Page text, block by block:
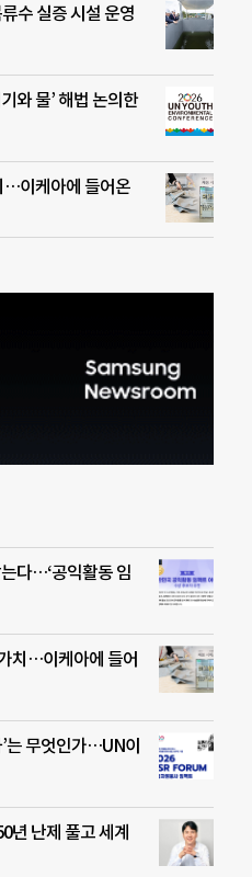
수 실증 시설 운영
와 물’ 해법 논의한
…이케아에 들어온
다…‘공익활동 임
치…이케아에 들어
는 무엇인가…UN이
년 난제 풀고 세계